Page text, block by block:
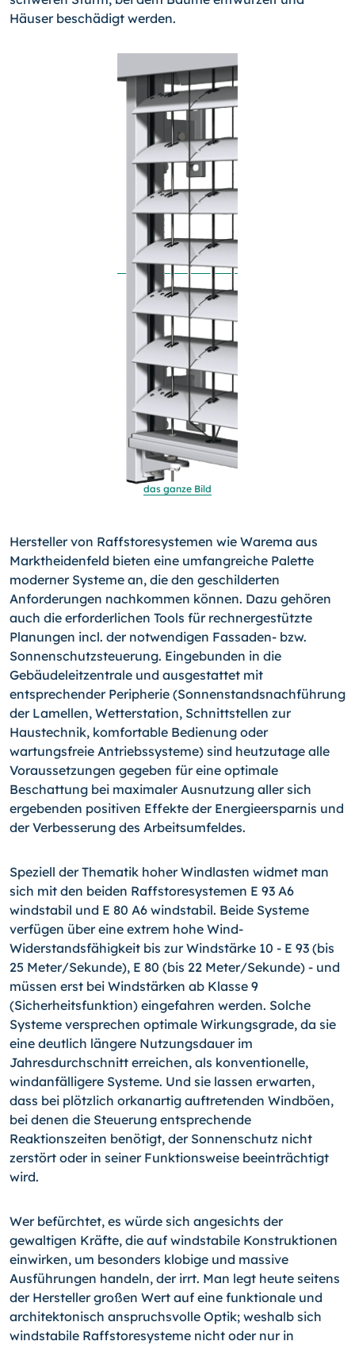
Häuser beschädigt werden.
das ganze Bild
Hersteller von Raffstoresystemen wie Warema aus
Marktheidenfeld bieten eine umfangreiche Palette
moderner Systeme an, die den geschilderten
Anforderungen nachkommen können. Dazu gehören
auch die erforderlichen Tools für rechnergestützte
Planungen incl. der notwendigen Fassaden- bzw.
Sonnenschutzsteuerung. Eingebunden in die
Gebäudeleitzentrale und ausgestattet mit
entsprechender Peripherie (Sonnenstandsnachführung
der Lamellen, Wetterstation, Schnittstellen zur
Haustechnik, komfortable Bedienung oder
wartungsfreie Antriebssysteme) sind heutzutage alle
Voraussetzungen gegeben für eine optimale
Beschattung bei maximaler Ausnutzung aller sich
ergebenden positiven Effekte der Energieersparnis und
der Verbesserung des Arbeitsumfeldes.
Speziell der Thematik hoher Windlasten widmet man
sich mit den beiden Raffstoresystemen E 93 A6
windstabil und E 80 A6 windstabil. Beide Systeme
verfügen über eine extrem hohe Wind-
Widerstandsfähigkeit bis zur Windstärke 10 - E 93 (bis
25 Meter/Sekunde), E 80 (bis 22 Meter/Sekunde) - und
müssen erst bei Windstärken ab Klasse 9
(Sicherheitsfunktion) eingefahren werden. Solche
Systeme versprechen optimale Wirkungsgrade, da sie
eine deutlich längere Nutzungsdauer im
Jahresdurchschnitt erreichen, als konventionelle,
windanfälligere Systeme. Und sie lassen erwarten,
dass bei plötzlich orkanartig auftretenden Windböen,
bei denen die Steuerung entsprechende
Reaktionszeiten benötigt, der Sonnenschutz nicht
zerstört oder in seiner Funktionsweise beeinträchtigt
wird.
Wer befürchtet, es würde sich angesichts der
gewaltigen Kräfte, die auf windstabile Konstruktionen
einwirken, um besonders klobige und massive
Ausführungen handeln, der irrt. Man legt heute seitens
der Hersteller großen Wert auf eine funktionale und
architektonisch anspruchsvolle Optik; weshalb sich
windstabile Raffstoresysteme nicht oder nur in